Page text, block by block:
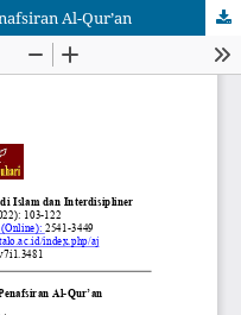
Al-Qur’an